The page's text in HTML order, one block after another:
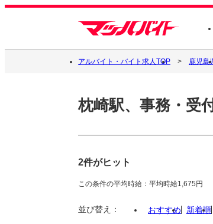
アルバイト・バイト求人TOP 鹿児島
枕崎駅、事務・受
2件がヒット
この条件の平均時給：平均時給1,675円
並び替え： おすすめ 新着順